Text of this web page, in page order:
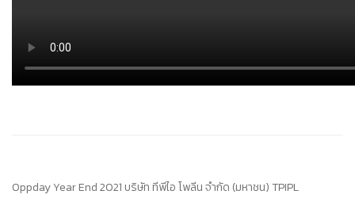
Oppday Year End 2021 บริษัท ทีพีไอ โพลีน จำกัด (มหาชน) TPIPL